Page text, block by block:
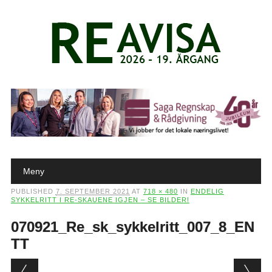
Main menu
Meny
PUBLISHED 7. SEPTEMBER 2021 AT 718 × 480 IN
ENDELIG
SYKKELRITT I RE-SKAUENE IGJEN – SE BILDER!
070921_Re_sk_sykkelritt_007_8_EN
TT